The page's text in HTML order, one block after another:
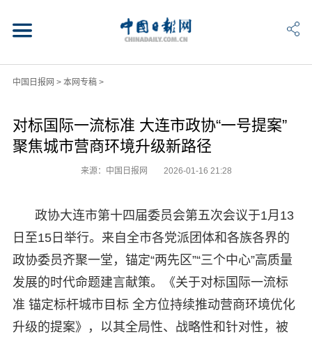
中国日报网 > 本网专稿>
对标国际一流标准 大连市政协“一号提案”
聚焦城市营商环境升级新路径
来源：中国日报网 2026-01-16 21:28
政协大连市第十四届委员会第五次会议于1月13
日至15日举行。来自全市各党派团体和各族各界的
政协委员齐聚一堂，锚定“两先区”“三个中心”高质量
发展的时代命题建言献策。《关于对标国际一流标
准 锚定标杆城市目标 全方位持续推动营商环境优化
升级的提案》，以其全局性、战略性和针对性，被